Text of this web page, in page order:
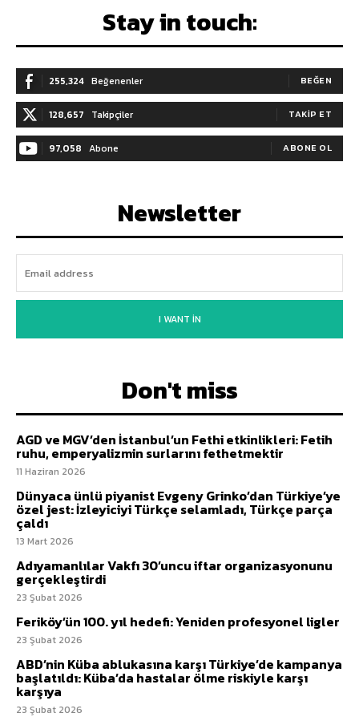
Stay in touch:
255,324 Beğenenler BEĞEN
128,657 Takipçiler TAKIP ET
97,058 Abone ABONE OL
Newsletter
I WANT IN
Don't miss
AGD ve MGV’den İstanbul’un Fethi etkinlikleri: Fetih
ruhu, emperyalizmin surlarını fethetmektir
11 Haziran 2026
Dünyaca ünlü piyanist Evgeny Grinko’dan Türkiye’ye
özel jest: İzleyiciyi Türkçe selamladı, Türkçe parça
çaldı
13 Mart 2026
Adıyamanlılar Vakfı 30’uncu iftar organizasyonunu
gerçekleştirdi
23 Şubat 2026
Feriköy’ün 100. yıl hedefi: Yeniden profesyonel ligler
23 Şubat 2026
ABD’nin Küba ablukasına karşı Türkiye’de kampanya
başlatıldı: Küba’da hastalar ölme riskiyle karşı
karşıya
23 Şubat 2026